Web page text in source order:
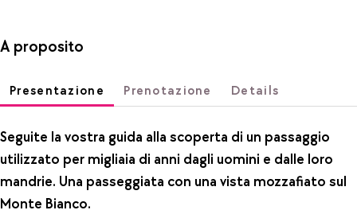
A proposito
Presentazione Prenotazione Details
Seguite la vostra guida alla scoperta di un passaggio
utilizzato per migliaia di anni dagli uomini e dalle loro
mandrie. Una passeggiata con una vista mozzafiato sul
Monte Bianco.